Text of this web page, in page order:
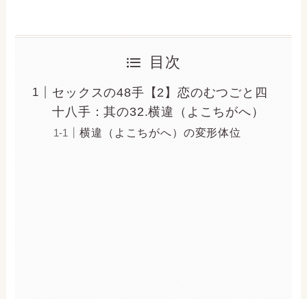
目次
セックスの48手【2】恋のむつごと四
十八手：其の32.横違（よこちがへ）
横違（よこちがへ）の変形体位